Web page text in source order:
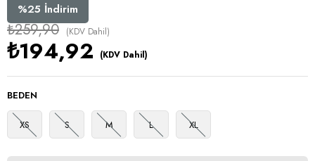
%25 İndirim
₺259,90 (KDV Dahil)
₺194,92 (KDV Dahil)
BEDEN
XS S M L XL